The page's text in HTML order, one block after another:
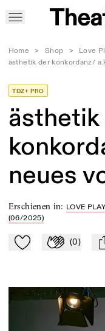
Home > Shop > Love
ästhetik der konkordanz/
TDZ+ PRO
ästhetik
neues
Erschienen in: LOVE
(06/2025)
Zu Mein-TdZApplaudieren
(0)